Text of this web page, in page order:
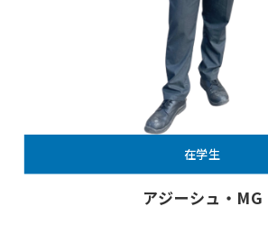
在学生
アジーシュ・MG